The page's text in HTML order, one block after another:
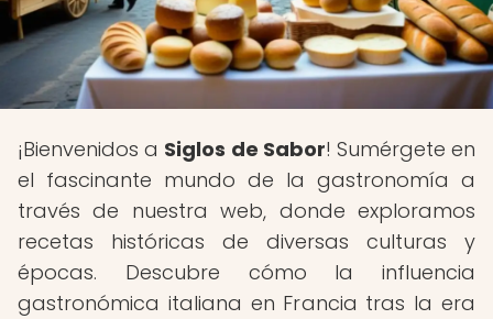
¡Bienvenidos a Siglos de Sabor! Sumérgete en
el fascinante mundo de la gastronomía a
través de nuestra web, donde exploramos
recetas históricas de diversas culturas y
épocas. Descubre cómo la influencia
gastronómica italiana en Francia tras la era